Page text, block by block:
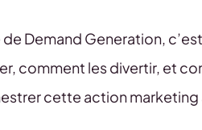
Demand Generation,
comment les divertir, et
cette action marketing